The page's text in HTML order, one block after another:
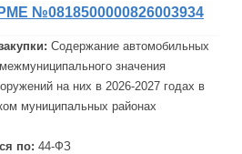
№0818500000826003934
Содержание автомобильных
значения
на них в 2026-2027 годах в
муниципальных районах
по: 44-ФЗ